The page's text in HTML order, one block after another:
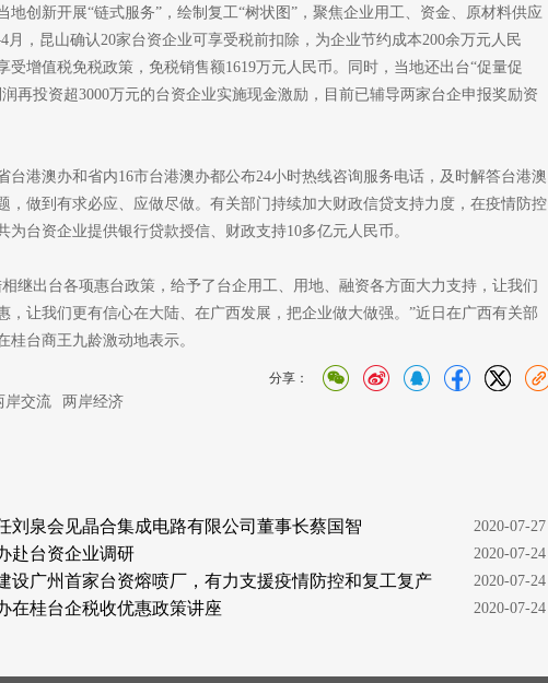
地创新开展“链式服务”，绘制复工“树状图”，聚焦企业用工、资金、原材料供应
月，昆山确认20家台资企业可享受税前扣除，为企业节约成本200余万元人民
受增值税免税政策，免税销售额1619万元人民币。同时，当地还出台“促量促
再投资超3000万元的台资企业实施现金激励，目前已辅导两家台企申报奖励资
台港澳办和省内16市台港澳办都公布24小时热线咨询服务电话，及时解答台港澳
，做到有求必应、应做尽做。有关部门持续加大财政信贷支持力度，在疫情防控
为台资企业提供银行贷款授信、财政支持10多亿元人民币。
继出台各项惠台政策，给予了台企用工、用地、融资各方面大力支持，让我们
，让我们更有信心在大陆、在广西发展，把企业做大做强。”近日在广西有关部
桂台商王九龄激动地表示。
分享：
岸交流 两岸经济
2020-07-27
刘泉会见晶合集成电路有限公司董事长蔡国智
2020-07-24
赴台资企业调研
2020-07-24
设广州首家台资熔喷厂，有力支援疫情防控和复工复产
2020-07-24
在桂台企税收优惠政策讲座